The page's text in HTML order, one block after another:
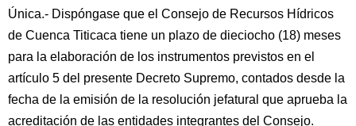
Única.- Dispóngase que el Consejo de Recursos Hídricos
de Cuenca Titicaca tiene un plazo de dieciocho (18) meses
para la elaboración de los instrumentos previstos en el
artículo 5 del presente Decreto Supremo, contados desde la
fecha de la emisión de la resolución jefatural que aprueba la
acreditación de las entidades integrantes del Consejo.